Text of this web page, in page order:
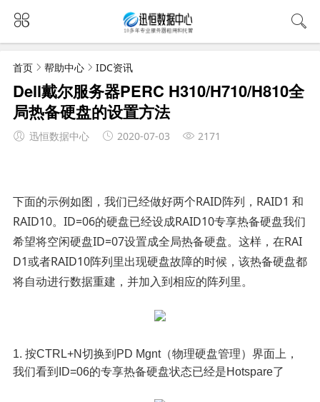
首页 帮助中心 IDC资讯
Dell戴尔服务器PERC H310/H710/H810全
局热备硬盘的设置方法
迅恒数据中心 2020-07-03 2171
下面的示例如图，我们已经做好两个RAID阵列，RAID1 和
RAID10。ID=06的硬盘已经设成RAID10专享热备硬盘我们
希望将空闲硬盘ID=07设置成全局热备硬盘。这样，在RAI
D1或者RAID10阵列里出现硬盘故障的时候，该热备硬盘都
将自动进行数据重建，并加入到相应的阵列里。
1. 按CTRL+N切换到PD Mgnt（物理硬盘管理）界面上，
我们看到ID=06的专享热备硬盘状态已经是Hotspare了